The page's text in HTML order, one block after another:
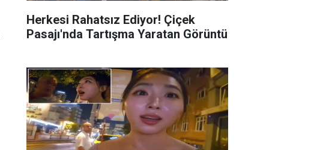
Herkesi Rahatsız Ediyor! Çiçek
Pasajı'nda Tartışma Yaratan Görüntü